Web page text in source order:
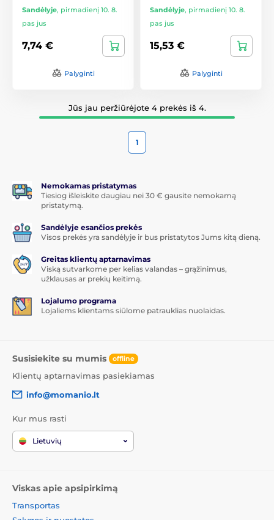
Sandėlyje, pirmadienį 10. 8.
pas jus
7,74 €
Palyginti
Sandėlyje, pirmadienį 10. 8.
pas jus
15,53 €
Palyginti
Jūs jau peržiūrėjote 4 prekės iš 4.
1
Nemokamas pristatymas
Tiesiog išleiskite daugiau nei 30 € gausite nemokamą
pristatymą.
Sandėlyje esančios prekės
Visos prekės yra sandėlyje ir bus pristatytos Jums kitą dieną.
Greitas klientų aptarnavimas
Viską sutvarkome per kelias valandas – grąžinimus,
užklausas ar prekių keitimą.
Lojalumo programa
Lojaliems klientams siūlome patrauklias nuolaidas.
Susisiekite su mumis offline
Klientų aptarnavimas pasiekiamas
info@momanio.lt
Kur mus rasti
Lietuvių
Viskas apie apsipirkimą
Transportas